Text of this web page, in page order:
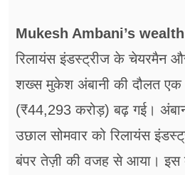
सेहत
जॉब्स
शिक्षा
अन्य खबरें
Mukesh Ambani’s
रिलायंस इंडस्ट्रीज के चेयरमैन
शख्स मुकेश अंबानी की दौलत एक
(₹44,293 करोड़) बढ़ गई।
उछाल सोमवार को रिलायंस
बंपर तेज़ी की वजह से आया। इस